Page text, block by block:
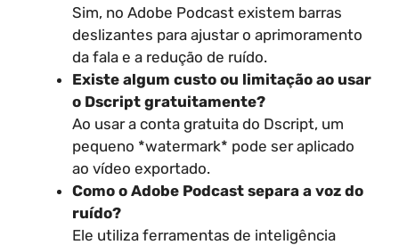
Sim, no Adobe Podcast existem barras
deslizantes para ajustar o aprimoramento
da fala e a redução de ruído.
Existe algum custo ou limitação ao usar
o Dscript gratuitamente?
Ao usar a conta gratuita do Dscript, um
pequeno *watermark* pode ser aplicado
ao vídeo exportado.
Como o Adobe Podcast separa a voz do
ruído?
Ele utiliza ferramentas de inteligência